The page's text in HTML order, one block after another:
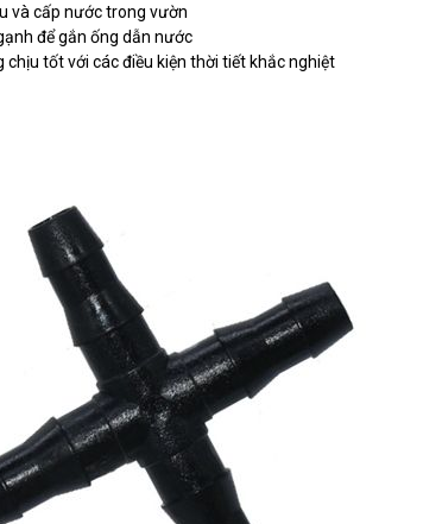
và cấp nước trong vườn
để gắn ống dẫn nước
chịu tốt với các điều kiện thời tiết khắc nghiệt